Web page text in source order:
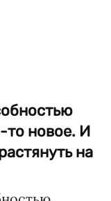
то новое. И
на